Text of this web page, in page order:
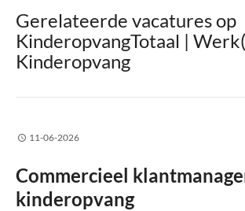
Gerelateerde vacatures op
KinderopvangTotaal |
Kinderopvang
11-06-2026
Commercieel
kinderopvang